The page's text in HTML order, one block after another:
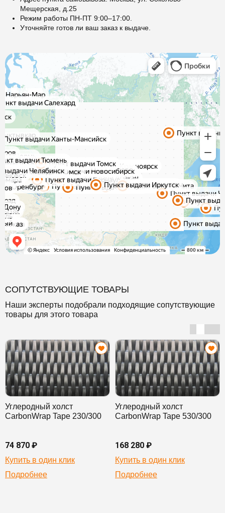
Мещерская, д.25
Режим работы ПН-ПТ 9:00–17:00.
Уточняйте готов ли ваш заказ к выдаче.
СОПУТСТВУЮЩИЕ ТОВАРЫ
Наши эксперты подобрали подходящие сопутствующие
товары для этого товара
Углеродный холст
CarbonWrap Tape 230/300
74 870 ₽
Купить в один клик
Подробнее
Углеродный холст
CarbonWrap Tape 530/300
168 280 ₽
Купить в один клик
Подробнее